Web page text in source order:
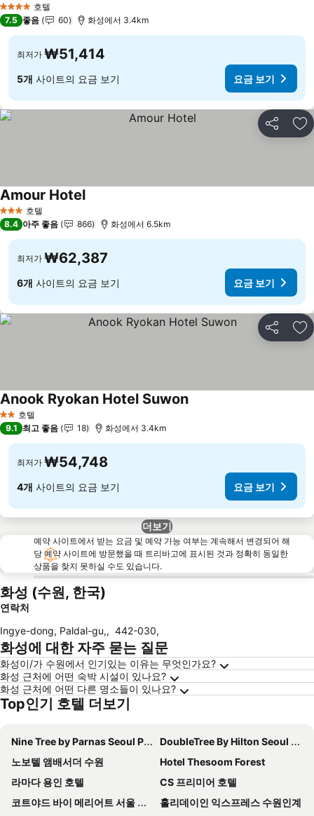
4 성급 호텔
7.5 좋음 60 화성에서 3.4km
최저가 ₩51,414
5개 사이트의 요금 보기 요금 보기
공유 즐
3 성급 호텔
Amour Hotel요금 보기
8.4 아주 좋음 866 화성에서 6.5km
최저가 ₩62,387
6개 사이트의 요금 보기 요금 보기
공유 즐
2 성급호텔
Anook Ryokan Hotel Suwon요금 보기
9.1 최고 좋음 18 화성에서 3.4km
최저가 ₩54,748
4개 사이트의 요금 보기 요금 보기
더보기
예약 사이트에서 받는 요금 및 예약 가능 여부는 계속해서 변경되어 해
당 예약 사이트에 방문했을 때 트리바고에 표시된 것과 정확히 동일한
상품을 찾지 못하실 수도 있습니다.
화성 (수원, 한국)
연락처
Ingye-dong, Paldal-gu,, 442-030,
화성에 대한 자주 묻는 질문
화성이/가 수원에서 인기있는 이유는 무엇인가요?
화성 근처에 어떤 숙박 시설이 있나요?
화성 근처에 어떤 다른 명소들이 있나요?
Top인기 호텔 더보기
Nine Tree by Parnas Seoul Pangyo
DoubleTree By Hilton Seoul Pangyo
노보텔 앰배서더 수원
Hotel Thesoom Forest
라마다 용인 호텔
CS 프리미어 호텔
코트야드 바이 메리어트 서울 판교
홀리데이인 익스프레스 수원인계